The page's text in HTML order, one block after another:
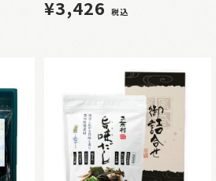
¥3,426 税込